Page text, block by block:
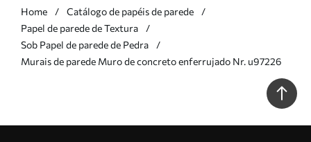
Home
Catálogo de papéis de parede
Papel de parede de Textura
Sob Papel de parede de Pedra
Murais de parede Muro de concreto enferrujado Nr. u97226